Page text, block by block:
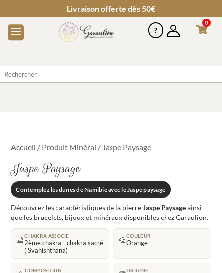
Livraison offerte dès 50€
0
Accueil / Produit Minéral / Jaspe Paysage
Jaspe Paysage
Contemplez les dunes de Namibie avec le Jaspe paysage
Découvrez les caractéristiques de la pierreJaspe Paysageainsi
que les bracelets, bijoux et minéraux disponibles chez Garaulion.
🔮CHAKRA ASSOCIÉ
2ème chakra - chakra sacré
( Svahishthana)
🎨COULEUR
Orange
COMPOSITION ORIGINE